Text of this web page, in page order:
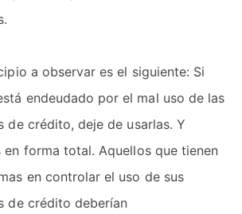
a observar es el siguiente: Si
endeudado por el mal uso de las
de crédito, deje de usarlas. Y
en forma total. Aquellos que tienen
en controlar el uso de sus
de crédito deberían